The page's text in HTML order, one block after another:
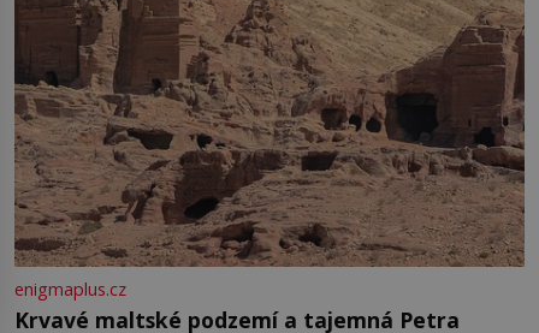
enigmaplus.cz
Krvavé maltské podzemí a tajemná Petra